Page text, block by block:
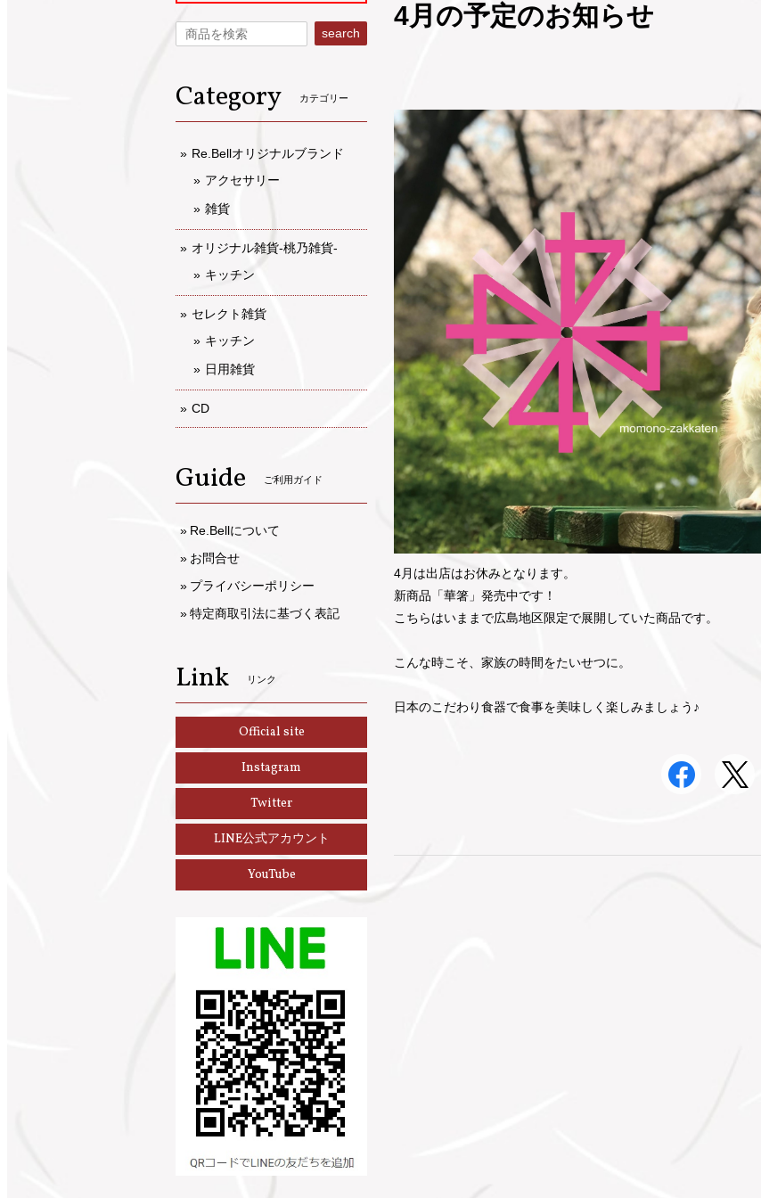
4月の予定のお知らせ
4月は出店はお休みとなります。
新商品「華箸」発売中です！
こちらはいままで広島地区限定で展開していた商品です。
こんな時こそ、家族の時間をたいせつに。
日本のこだわり食器で食事を美味しく楽しみましょう♪
search
Category カテゴリー
Re.Bellオリジナルブランド
アクセサリー
雑貨
オリジナル雑貨-桃乃雑貨-
キッチン
セレクト雑貨
キッチン
日用雑貨
CD
Guide ご利用ガイド
Re.Bellについて
お問合せ
プライバシーポリシー
特定商取引法に基づく表記
Link リンク
Official site
Instagram
Twitter
LINE公式アカウント
YouTube